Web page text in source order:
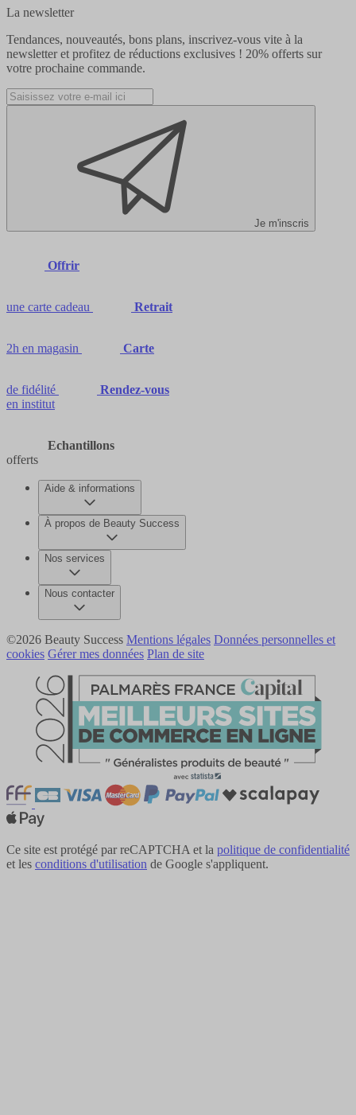
La newsletter
Tendances, nouveautés, bons plans, inscrivez-vous vite à la
newsletter et profitez de réductions exclusives ! 20% offerts sur
votre prochaine commande.
Je m'inscris
Offrir
une carte cadeau Retrait
2h en magasin Carte
de fidélité
Rendez-vous
en institut
Echantillons
offerts
Aide & informations
À propos de Beauty Success
Nos services
Nous contacter
©2026 Beauty Success Mentions légales Données personnelles et
cookies Gérer mes données Plan de site
Ce site est protégé par reCAPTCHA et la politique de confidentialité
et les conditions d'utilisation de Google s'appliquent.